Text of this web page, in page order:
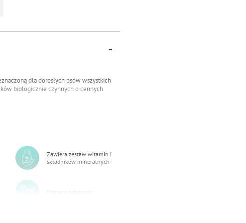
dla dorosłych psów wszystkich
biologicznie czynnych o cennych
mineralnych (żelaza, miedzi i
formie o jak najwyższej jakości
powstawania lokalnych
Zawiera zestaw witamin i
składników mineralnych